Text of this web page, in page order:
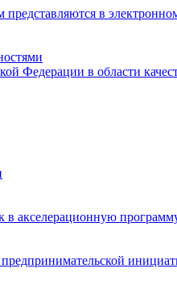
в
Федерации в области
акселерационную